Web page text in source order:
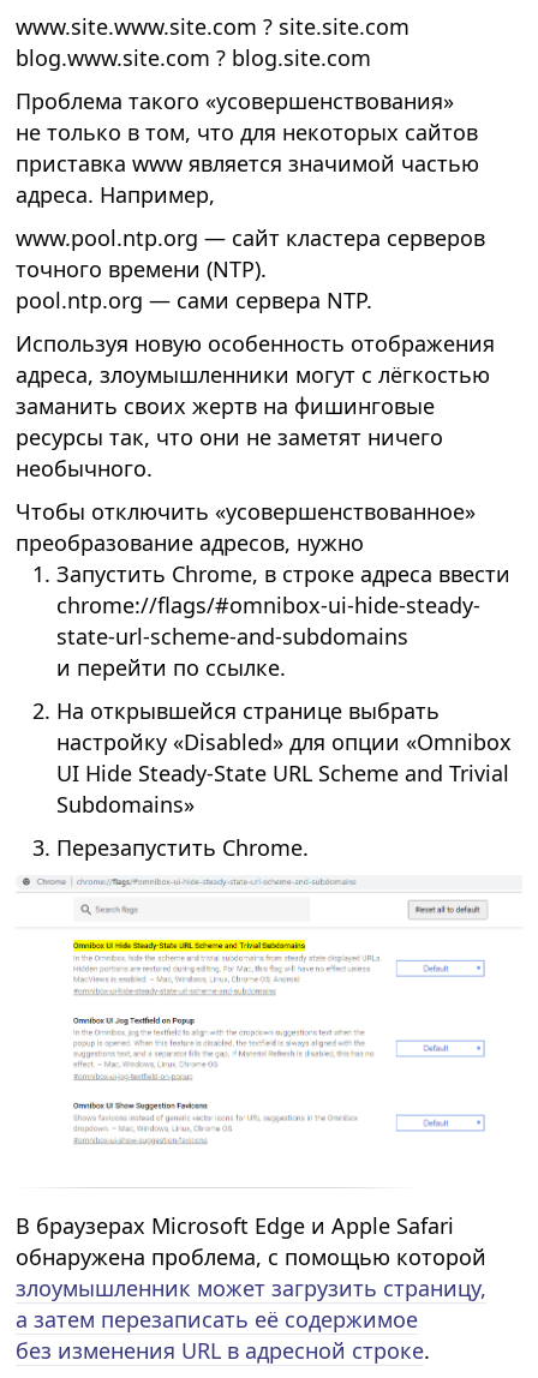
www.site.www.site.com ? site.site.com
blog.www.site.com ? blog.site.com
Проблема такого «усовершенствования»
не только в том, что для некоторых сайтов
приставка www является значимой частью
адреса. Например,
www.pool.ntp.org — сайт кластера серверов
точного времени (NTP).
pool.ntp.org — сами сервера NTP.
Используя новую особенность отображения
адреса, злоумышленники могут с лёгкостью
заманить своих жертв на фишинговые
ресурсы так, что они не заметят ничего
необычного.
Чтобы отключить «усовершенствованное»
преобразование адресов, нужно
Запустить Chrome, в строке адреса ввести
chrome://flags/#omnibox-ui-hide-steady-
state-url-scheme-and-subdomains
и перейти по ссылке.
На открывшейся странице выбрать
настройку «Disabled» для опции «Omnibox
UI Hide Steady-State URL Scheme and Trivial
Subdomains»
Перезапустить Chrome.
В браузерах Microsoft Edge и Apple Safari
обнаружена проблема, с помощью которой
злоумышленник может загрузить страницу,
а затем перезаписать её содержимое
без изменения URL в адресной строке.